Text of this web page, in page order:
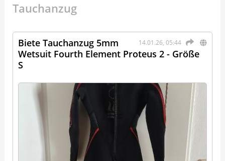
Tauchanzug
14.01.26, 05:44
Biete Tauchanzug 5mm
Wetsuit Fourth Element Proteus 2 - Größe
S